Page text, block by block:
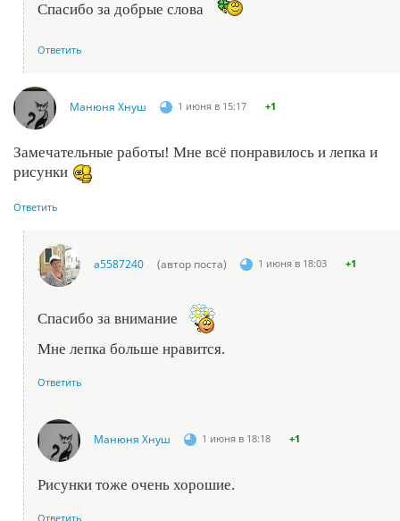
Спасибо за добрые слова
Ответить
Манюня Хнуш 1 июня в 15:17 +1
Замечательные работы! Мне всё понравилось и лепка и
рисунки
Ответить
a5587240 (автор поста) 1 июня в 18:03 +1
Спасибо за внимание
Мне лепка больше нравится.
Ответить
Манюня Хнуш 1 июня в 18:18 +1
Рисунки тоже очень хорошие.
Ответить